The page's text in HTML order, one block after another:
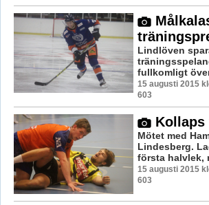
Lindlöven
fullkomligt
15 augusti 2015
603
Kollaps
Mötet med
Lindesberg.
första halvlek,
15 augusti 2015
603